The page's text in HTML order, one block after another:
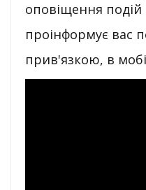
оповіщення подій
проінформує вас
прив'язкою, в